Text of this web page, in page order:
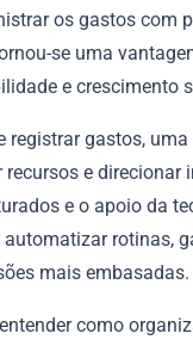
os gastos com
se uma
e crescimento
registrar gastos,
e
e o apoio da
automatizar rotinas,
mais embasadas.
como